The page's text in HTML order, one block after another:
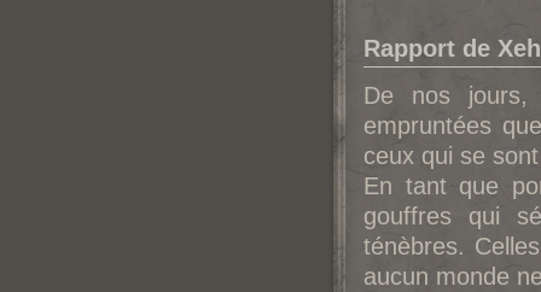
Rapport de
De nos
empruntées
ceux qui se
En tant que
gouffres qui
ténèbres.
aucun monde